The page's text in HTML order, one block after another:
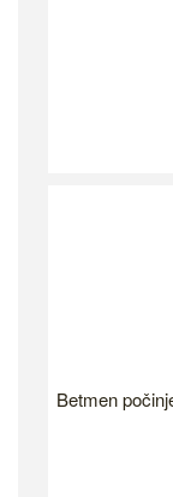
Betmen